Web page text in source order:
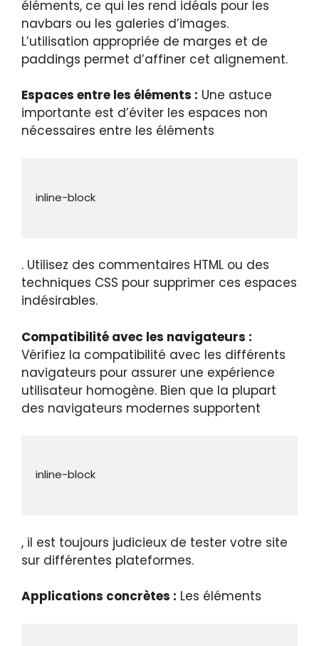
éléments, ce qui les rend idéals pour les
navbars ou les galeries d’images.
L’utilisation appropriée de marges et de
paddings permet d’affiner cet alignement.
Espaces entre les éléments : Une astuce
importante est d’éviter les espaces non
nécessaires entre les éléments
. Utilisez des commentaires HTML ou des
techniques CSS pour supprimer ces espaces
indésirables.
Compatibilité avec les navigateurs :
Vérifiez la compatibilité avec les différents
navigateurs pour assurer une expérience
utilisateur homogène. Bien que la plupart
des navigateurs modernes supportent
, il est toujours judicieux de tester votre site
sur différentes plateformes.
Applications concrètes : Les éléments